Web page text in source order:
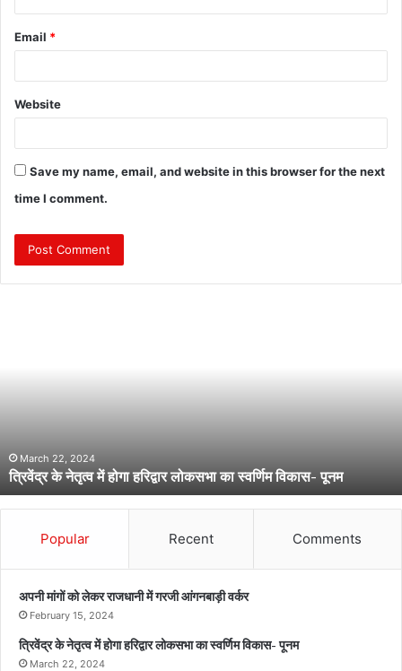
Email *
Website
Save my name, email, and website in this browser for the next
time I comment.
गा
ह
रि
लो
March 22, 2024
त्रिवेंद्र के नेतृत्व में होगा हरिद्वार लोकसभा का स्वर्णिम विकास- पूनम
Popular Recent Comments
अपनी मांगों को लेकर राजधानी में गरजी आंगनबाड़ी वर्कर
February 15, 2024
त्रिवेंद्र के नेतृत्व में होगा हरिद्वार लोकसभा का स्वर्णिम विकास- पूनम
March 22, 2024